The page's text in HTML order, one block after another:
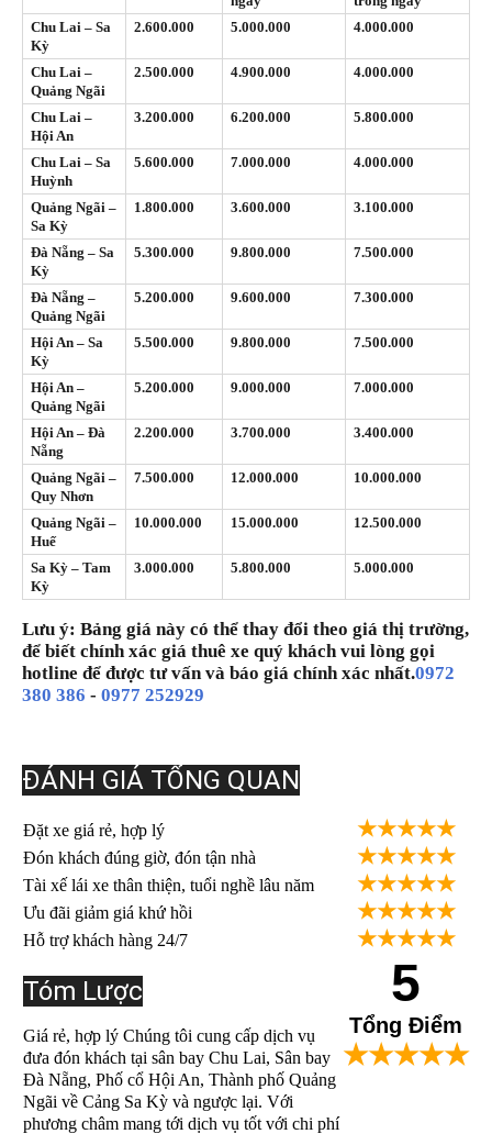
Chu Lai – Sa
Kỳ
2.600.000 5.000.000 4.000.000
Chu Lai –
Quảng Ngãi
2.500.000 4.900.000 4.000.000
Chu Lai –
Hội An
3.200.000 6.200.000 5.800.000
Chu Lai – Sa
Huỳnh
5.600.000 7.000.000 4.000.000
Quảng Ngãi –
Sa Kỳ
1.800.000 3.600.000 3.100.000
Đà Nẵng – Sa
Kỳ
5.300.000 9.800.000 7.500.000
Đà Nẵng –
Quảng Ngãi
5.200.000 9.600.000 7.300.000
Hội An – Sa
Kỳ
5.500.000 9.800.000 7.500.000
Hội An –
Quảng Ngãi
5.200.000 9.000.000 7.000.000
Hội An – Đà
Nẵng
2.200.000 3.700.000 3.400.000
Quảng Ngãi –
Quy Nhơn
7.500.000 12.000.000 10.000.000
Quảng Ngãi –
Huế
10.000.000 15.000.000 12.500.000
Sa Kỳ – Tam
Kỳ
3.000.000 5.800.000 5.000.000
Lưu ý: Bảng giá này có thể thay đổi theo giá thị trường,
để biết chính xác giá thuê xe quý khách vui lòng gọi
hotline để được tư vấn và báo giá chính xác nhất.0972
380 386 - 0977 252929
ĐÁNH GIÁ TỔNG QUAN
Đặt xe giá rẻ, hợp lý ★★★★★
Đón khách đúng giờ, đón tận nhà ★★★★★
Tài xế lái xe thân thiện, tuổi nghề lâu năm ★★★★★
Ưu đãi giảm giá khứ hồi ★★★★★
Hỗ trợ khách hàng 24/7 ★★★★★
Tóm Lược
Giá rẻ, hợp lý Chúng tôi cung cấp dịch vụ
đưa đón khách tại sân bay Chu Lai, Sân bay
Đà Nẵng, Phố cổ Hội An, Thành phố Quảng
Ngãi về Cảng Sa Kỳ và ngược lại. Với
phương châm mang tới dịch vụ tốt với chi phí
5
Tổng Điểm
★★★★★